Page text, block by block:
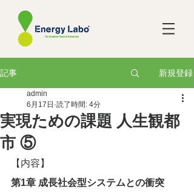
記事 新規登録
実現ための課題 人生観都
市 ⑤
admin
6月17日 読了時間: 4分
【内容】
第1章 成長社会型システムとの衝突